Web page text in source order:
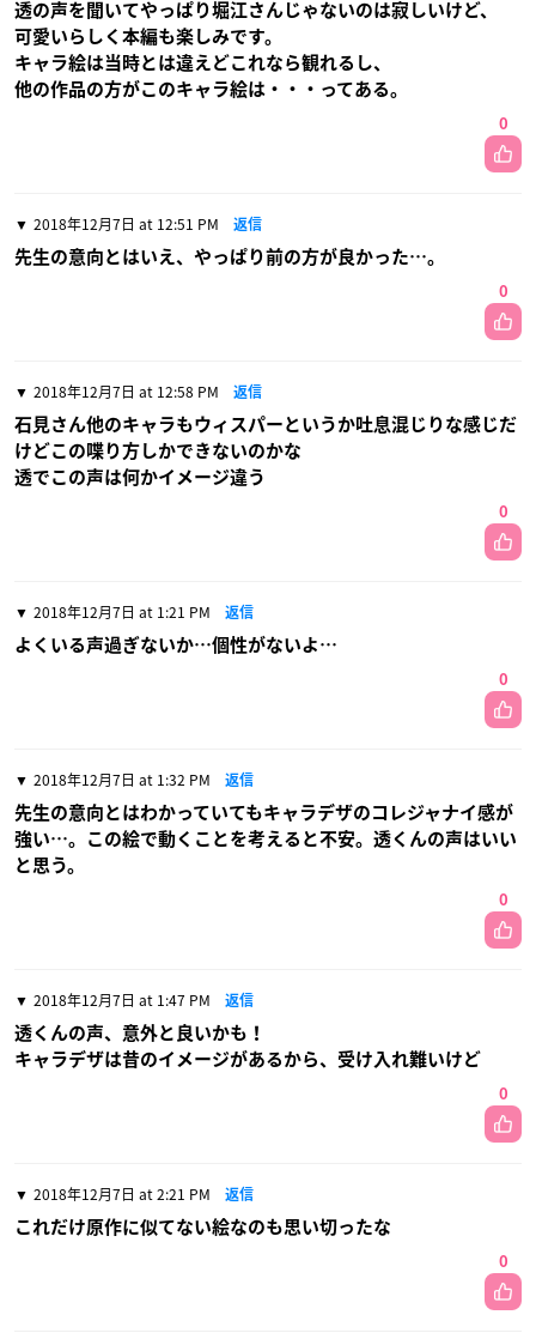
透の声を聞いてやっぱり堀江さんじゃないのは寂しいけど、
可愛いらしく本編も楽しみです。
キャラ絵は当時とは違えどこれなら観れるし、
他の作品の方がこのキャラ絵は・・・ってある。
0
2018年12月7日 at 12:51 PM 返信
先生の意向とはいえ、やっぱり前の方が良かった…。
0
2018年12月7日 at 12:58 PM 返信
石見さん他のキャラもウィスパーというか吐息混じりな感じだ
けどこの喋り方しかできないのかな
透でこの声は何かイメージ違う
0
2018年12月7日 at 1:21 PM 返信
よくいる声過ぎないか…個性がないよ…
0
2018年12月7日 at 1:32 PM 返信
先生の意向とはわかっていてもキャラデザのコレジャナイ感が
強い…。この絵で動くことを考えると不安。透くんの声はいい
と思う。
0
2018年12月7日 at 1:47 PM 返信
透くんの声、意外と良いかも！
キャラデザは昔のイメージがあるから、受け入れ難いけど
0
2018年12月7日 at 2:21 PM 返信
これだけ原作に似てない絵なのも思い切ったな
0